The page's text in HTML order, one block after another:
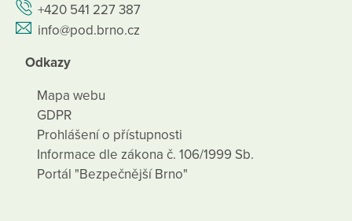
+420 541 227 387
info@pod.brno.cz
Odkazy
Mapa webu
GDPR
Prohlášení o přístupnosti
Informace dle zákona č. 106/1999 Sb.
Portál "Bezpečnější Brno"